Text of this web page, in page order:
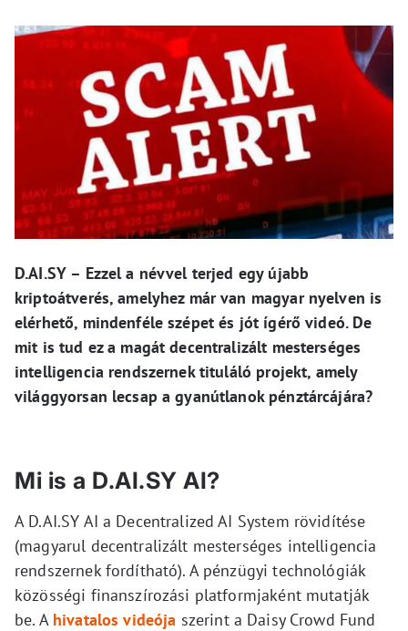
D.AI.SY – Ezzel a névvel terjed egy újabb
kriptoátverés, amelyhez már van magyar nyelven is
elérhető, mindenféle szépet és jót ígérő videó. De
mit is tud ez a magát decentralizált mesterséges
intelligencia rendszernek tituláló projekt, amely
világgyorsan lecsap a gyanútlanok pénztárcájára?
Mi is a D.AI.SY AI?
A D.AI.SY AI a Decentralized AI System rövidítése
(magyarul decentralizált mesterséges intelligencia
rendszernek fordítható). A pénzügyi technológiák
közösségi finanszírozási platformjaként mutatják
be. A hivatalos videója szerint a Daisy Crowd Fund